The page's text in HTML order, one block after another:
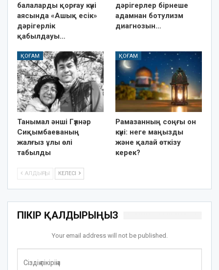
балаларды қорғау күні
аясында «Ашық есік»
дәрігерлік
қабылдауы…
дәрігерлер бірнеше
адамнан ботулизм
диагнозын…
ҚОҒАМ
Танымал әнші Гүлнәр
Сиқымбаеваның
жалғыз ұлы өлі
табылды
ҚОҒАМ
Рамазанның соңғы он
күні: неге маңызды
және қалай өткізу
керек?
АЛДЫҢҒЫ КЕЛЕСІ
ПІКІР ҚАЛДЫРЫҢЫЗ
Your email address will not be published.